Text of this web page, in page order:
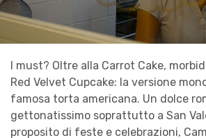
I must? Oltre alla Carrot Cake,
Red Velvet Cupcake: la versione
famosa torta americana. Un dolce
gettonatissimo soprattutto a San
proposito di feste e celebrazioni,